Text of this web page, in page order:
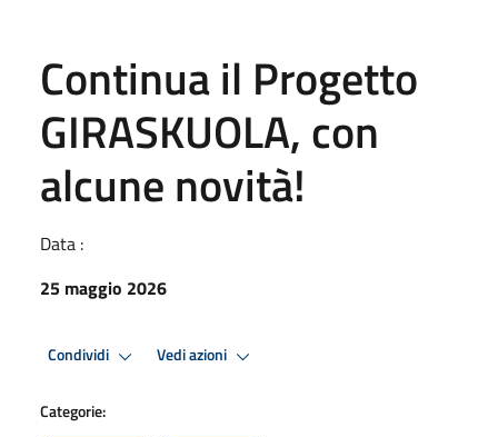
Continua il Progetto
GIRASKUOLA, con
alcune novità!
Data :
25 maggio 2026
Condividi Vedi azioni
Categorie: